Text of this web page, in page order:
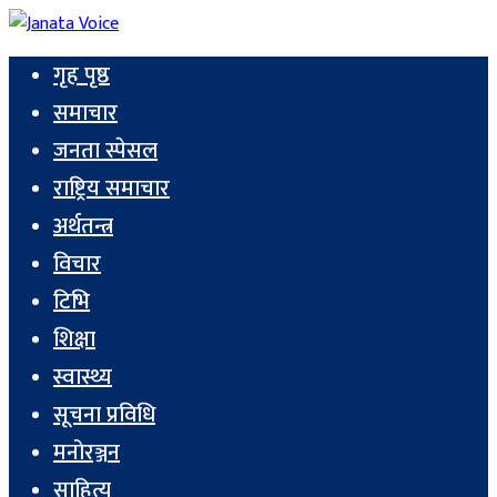
गृह पृष्ठ
समाचार
जनता स्पेसल
राष्ट्रिय समाचार
अर्थतन्त्र
विचार
टिभि
शिक्षा
स्वास्थ्य
सूचना प्रविधि
मनोरञ्जन